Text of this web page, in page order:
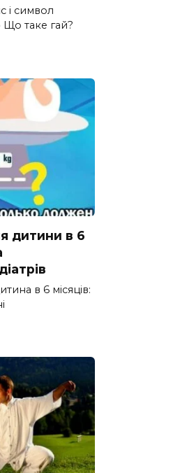
і символ
таке гай?
дитини в 6
в 6 місяців: